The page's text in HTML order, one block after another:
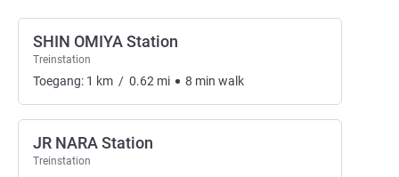
SHIN OMIYA Station
Treinstation
Toegang: 1 km / 0.62 mi 8 min walk
JR NARA Station
Treinstation